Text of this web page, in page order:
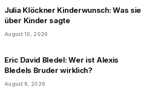
Julia Klöckner Kinderwunsch: Was sie
über Kinder sagte
August 10, 2026
Eric David Bledel: Wer ist Alexis
Bledels Bruder wirklich?
August 9, 2026